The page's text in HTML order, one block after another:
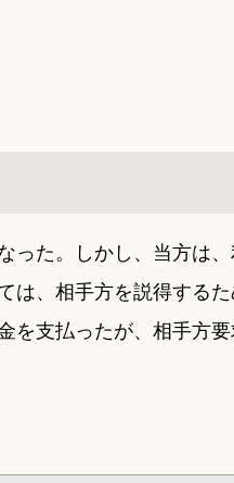
った。しかし、当方は
は、相手方を説得する
を支払ったが、相手方